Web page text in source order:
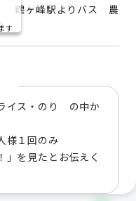
鶴ヶ峰駅よりバス 農
す
イス・のり の中か
１回のみ
を見たとお伝えく